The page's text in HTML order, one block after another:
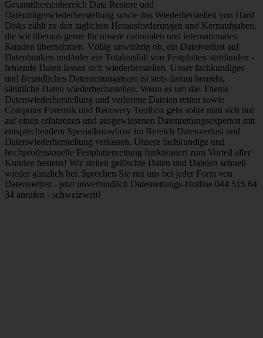
Gesamtthemenbereich Data Restore und
Datenträgerwiederherstellung sowie das Wiederherstellen von Hard
Disks zählt zu den täglichen Herausforderungen und Kernaufgaben,
die wir überaus gerne für unsere nationalen und internationalen
Kunden übernehmen. Völlig unwichtig ob, ein Dateiverlust auf
Datenbanken und/oder ein Totalausfall von Festplatten stattfanden -
fehlende Daten lassen sich wiederherstellen. Unser fachkundiges
und freundliches Datenrettungsteam ist stets darum bemüht,
sämtliche Daten wiederherzustellen. Wenn es um das Thema
Datenwiederherstellung und verlorene Dateien retten sowie
Computer Forensik und Recovery Toolbox geht sollte man sich nur
auf einen erfahrenen und ausgewiesenen Datenrettungsexperten mit
entsprechendem Spezialknowhow im Bereich Datenverlust und
Datenwiederherstellung verlassen. Unsere fachkundige und
hochprofessionelle Festplattenrettung funktioniert zum Vorteil aller
Kunden bestens! Wir stellen gelöschte Daten und Dateien schnell
wieder gänzlich her. Sprechen Sie mit uns bei jeder Form von
Datenverlust - jetzt unverbindlich Datenrettungs-Hotline 044 515 64
34 anrufen - schweizweit!